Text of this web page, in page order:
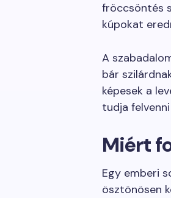
fröccsöntés
kúpokat
A
bár
képesek a
tudja
Miért
Egy emberi
ösztönösen